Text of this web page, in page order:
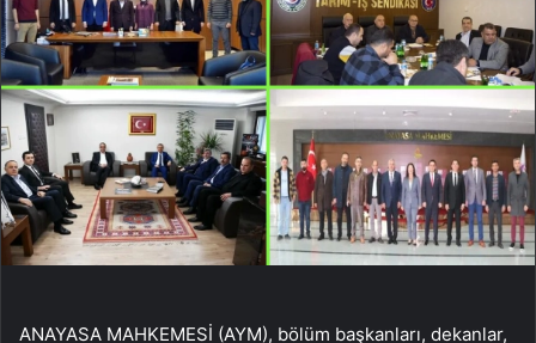
ANAYASA MAHKEMESİ (AYM), bölüm başkanları, dekanlar,